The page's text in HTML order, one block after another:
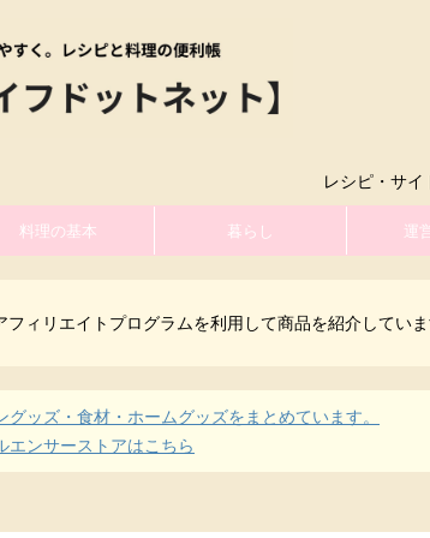
レシピ・サイ
料理の基本 暮らし 運
フィリエイトプログラムを利用して商品を紹介していま
グッズ・食材・ホームグッズをまとめています。
ンサーストアはこちら